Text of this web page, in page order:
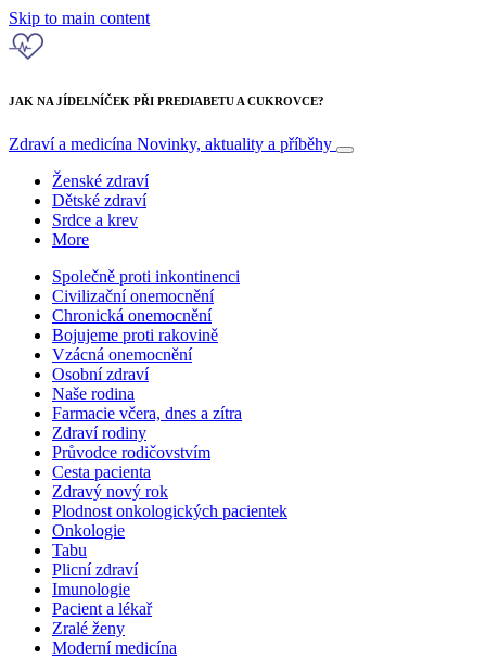
Skip to main content
JAK NA JÍDELNÍČEK PŘI PREDIABETU A CUKROVCE?
Zdraví a medicína Novinky, aktuality a příběhy
Ženské zdraví
Dětské zdraví
Srdce a krev
More
Společně proti inkontinenci
Civilizační onemocnění
Chronická onemocnění
Bojujeme proti rakovině
Vzácná onemocnění
Osobní zdraví
Naše rodina
Farmacie včera, dnes a zítra
Zdraví rodiny
Průvodce rodičovstvím
Cesta pacienta
Zdravý nový rok
Plodnost onkologických pacientek
Onkologie
Tabu
Plicní zdraví
Imunologie
Pacient a lékař
Zralé ženy
Moderní medicína